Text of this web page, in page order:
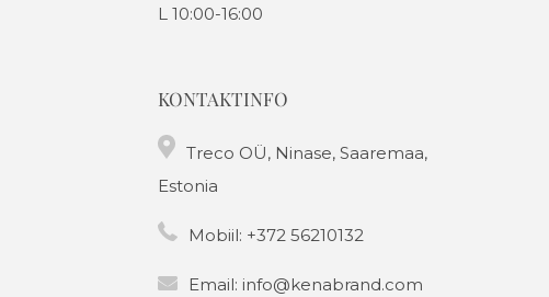
L 10:00-16:00
KONTAKTINFO
Treco OÜ, Ninase, Saaremaa,
Estonia
Mobiil: +372 56210132
Email: info@kenabrand.com